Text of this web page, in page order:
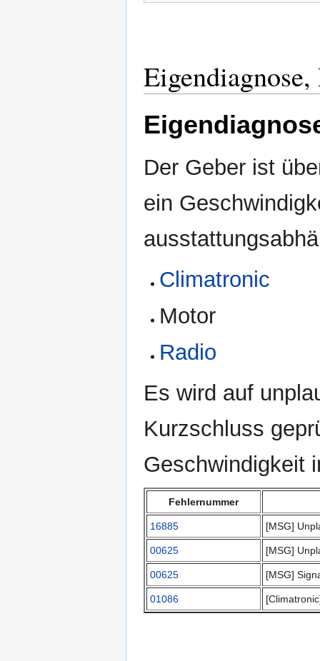
Der Geber ist
ein
Climatronic
Motor
Radio
Es wird auf
Kurzschluss
Geschwindigkeit
Fehlernummer
16885 [MSG]
00625 [MSG]
00625 [MSG]
01086